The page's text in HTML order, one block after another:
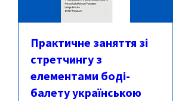
Практичне заняття зі
стретчингу з
елементами боді-
балету українською